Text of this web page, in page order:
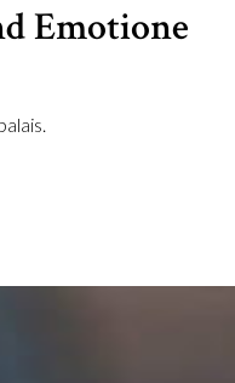
Emotione